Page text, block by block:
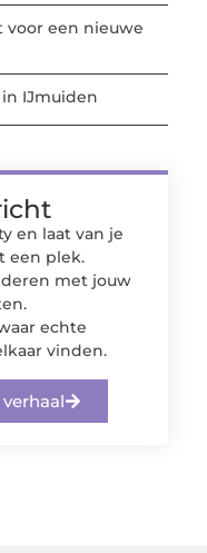
een nieuwe
IJmuiden
en laat van je
een plek.
met jouw
echte
vinden.